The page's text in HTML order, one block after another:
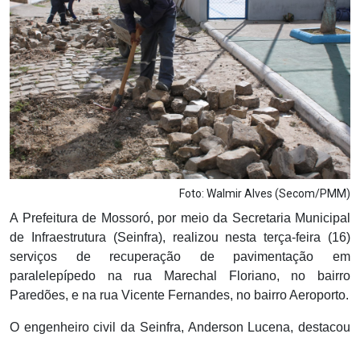
Carta de Serviço
PESQUISAR
Foto: Walmir Alves (Secom/PMM)
A Prefeitura de Mossoró, por meio da Secretaria Municipal
de Infraestrutura (Seinfra), realizou nesta terça-feira (16)
serviços de recuperação de pavimentação em
paralelepípedo na rua Marechal Floriano, no bairro
Paredões, e na rua Vicente Fernandes, no bairro Aeroporto.
O engenheiro civil da Seinfra, Anderson Lucena, destacou